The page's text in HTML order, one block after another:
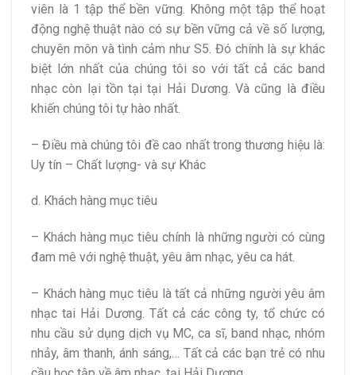
viên là 1 tập thể bền vững. Không một tập thể hoạt
động nghệ thuật nào có sự bền vững cả về số lượng,
chuyên môn và tình cảm như S5. Đó chính là sự khác
biệt lớn nhất của chúng tôi so với tất cả các band
nhạc còn lại tồn tại tại Hải Dương. Và cũng là điều
khiến chúng tôi tự hào nhất.
– Điều mà chúng tôi đề cao nhất trong thương hiệu là:
Uy tín – Chất lượng- và sự Khác
d. Khách hàng mục tiêu
– Khách hàng mục tiêu chính là những người có cùng
đam mê với nghệ thuật, yêu âm nhạc, yêu ca hát.
– Khách hàng mục tiêu là tất cả những người yêu âm
nhạc tai Hải Dương. Tất cả các công ty, tổ chức có
nhu cầu sử dụng dịch vụ MC, ca sĩ, band nhạc, nhóm
nhảy, âm thanh, ánh sáng,… Tất cả các bạn trẻ có nhu